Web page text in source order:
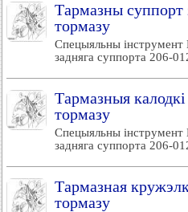
Тармазны суппорт
тормазу
Спецыяльны
задняга суппорта 206-
Тармазныя калодкі
тормазу
Спецыяльны
задняга суппорта 206-
Тармазная
тормазу